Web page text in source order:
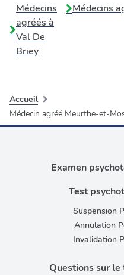
Médecins
agréés à
Val De
Briey
Médecins
Accueil
Médecin agréé Meurthe-et-
Examen
Test
Suspension
Annulation
Invalidation
Questions sur